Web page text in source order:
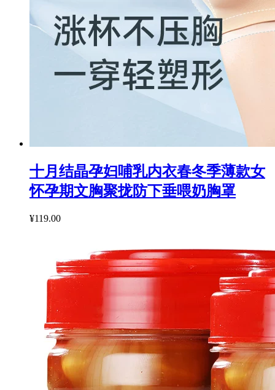
十月结晶孕妇哺乳内衣春冬季薄款女
怀孕期文胸聚拢防下垂喂奶胸罩
¥119.00